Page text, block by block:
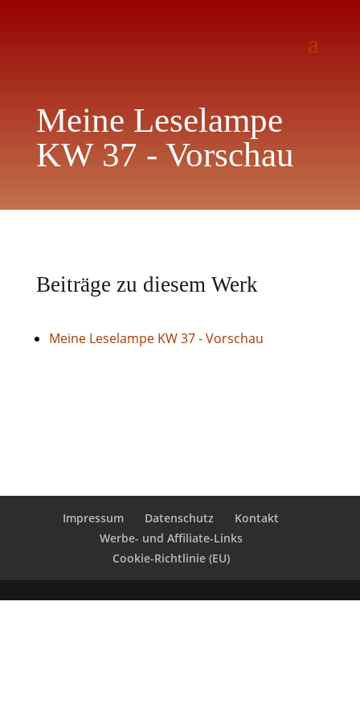
Meine Leselampe
KW 37 - Vorschau
Beiträge zu diesem Werk
Meine Leselampe KW 37 - Vorschau
Impressum Datenschutz
Kontakt
Werbe- und Affiliate-Links
Cookie-Richtlinie (EU)